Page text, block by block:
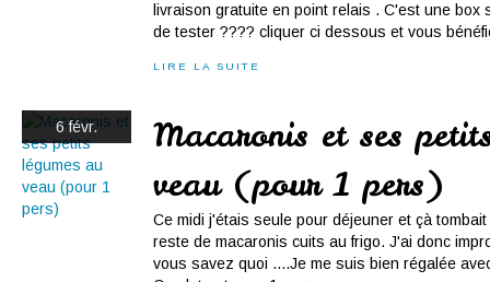
livraison gratuite en point relais . C'est une box
de tester ???? cliquer ci dessous et vous
LIRE LA SUITE
6 févr.
Macaronis et ses
veau (pour 1 pers)
Ce midi j'étais seule pour déjeuner et çà
reste de macaronis cuits au frigo. J'ai donc
vous savez quoi ....Je me suis bien régalée